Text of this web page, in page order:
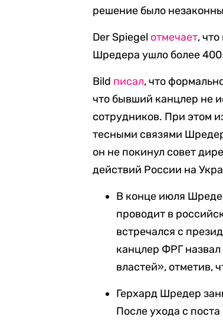
решение было
Der Spiegel отмечает,
Шредера ушло более 400
Bild писал, что
что бывший канцлер не
сотрудников. При этом
тесными связями
он не покинул совет
действий России на
В конце июля
проводит в
встречался с
канцлер ФРГ
властей», отметив,
Герхард Шредер
После ухода с